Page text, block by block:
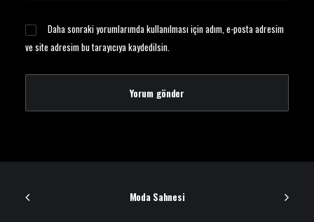
Daha sonraki yorumlarımda kullanılması için adım, e-posta adresim
ve site adresim bu tarayıcıya kaydedilsin.
Moda Sahnesi